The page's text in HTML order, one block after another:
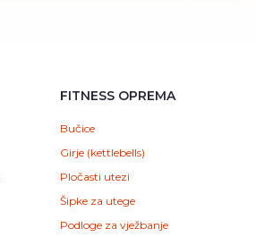
FITNESS OPREMA
Bučice
Girje (kettlebells)
Pločasti utezi
Šipke za utege
Podloge za vježbanje